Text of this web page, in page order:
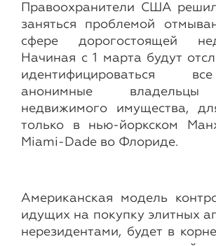
Правоохранители США
заняться проблемой
сфере дорогостоящей
Начиная с 1 марта будут
идентифицироваться
анонимные владельцы
недвижимого имущества,
только в нью-йоркском
Miami-Dade во Флориде.
Американская модель
идущих на покупку элитных
нерезидентами, будет в